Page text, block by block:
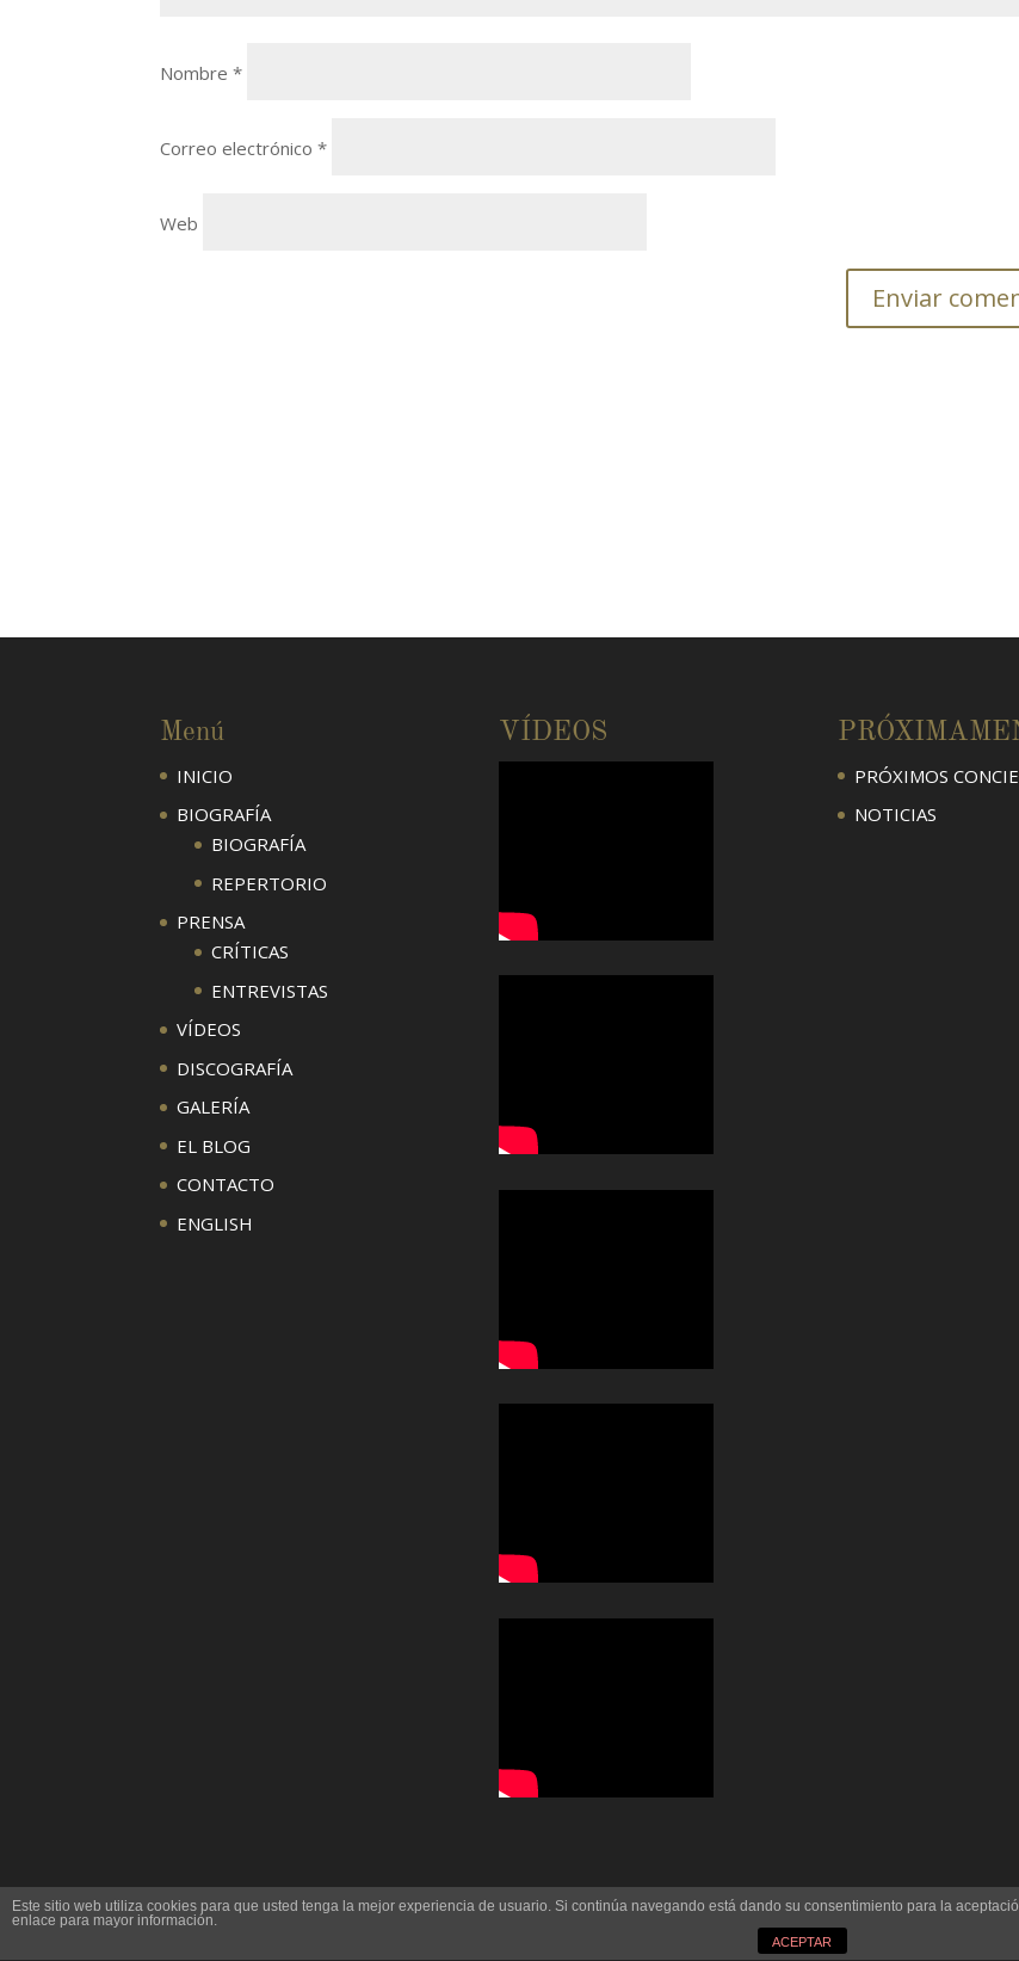
Nombre*
Correo electrónico*
Web
Menú
INICIO
BIOGRAFÍA
BIOGRAFÍA
REPERTORIO
PRENSA
CRÍTICAS
ENTREVISTAS
VÍDEOS
DISCOGRAFÍA
GALERÍA
EL BLOG
CONTACTO
ENGLISH
VÍDEOS
PRÓXIMOS
NOTICIAS
Este sitio web utiliza cookies para que usted tenga la mejor experiencia de usuario. Si continúa navegando está dando su consentimiento para la
enlace para mayor información.
ACEPTAR